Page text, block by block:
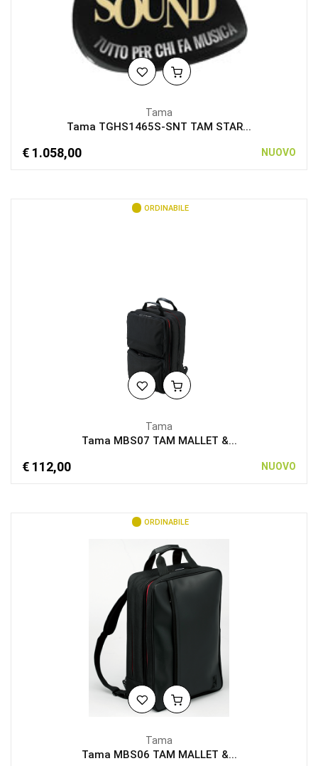
Tama
Tama TGHS1465S-SNT TAM STAR...
€ 1.058,00 NUOVO
ORDINABILE
Tama
Tama MBS07 TAM MALLET &...
€ 112,00 NUOVO
ORDINABILE
Tama
Tama MBS06 TAM MALLET &...